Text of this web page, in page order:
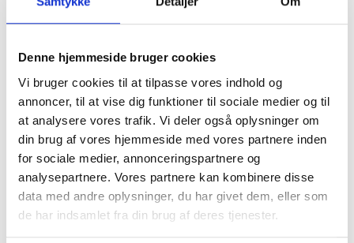
Denne hjemmeside bruger cookies
Vi bruger cookies til at tilpasse vores indhold og
annoncer, til at vise dig funktioner til sociale medier og til
at analysere vores trafik. Vi deler også oplysninger om
din brug af vores hjemmeside med vores partnere inden
for sociale medier, annonceringspartnere og
analysepartnere. Vores partnere kan kombinere disse
data med andre oplysninger, du har givet dem, eller som
de har indsamlet fra din brug af deres tjenester.
Leasing
Cookie-politik
Om Kjærulff
Torben går på pension
Kurser